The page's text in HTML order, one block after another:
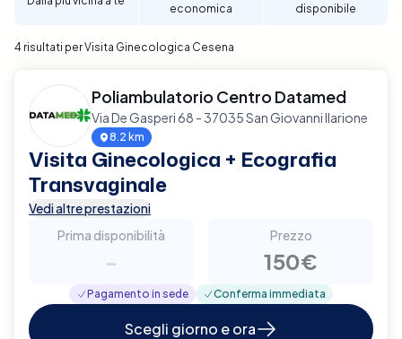
economica
disponibile
4 risultati per Visita Ginecologica Cesena
Poliambulatorio Centro Datamed
Via De Gasperi 68 - 37035 San Giovanni Ilarione
8.2 km
Visita Ginecologica + Ecografia
Transvaginale
Vedi altre prestazioni
Prima disponibilità
-
Prezzo
150€
Pagamento in sede Conferma immediata
Scegli giorno e ora